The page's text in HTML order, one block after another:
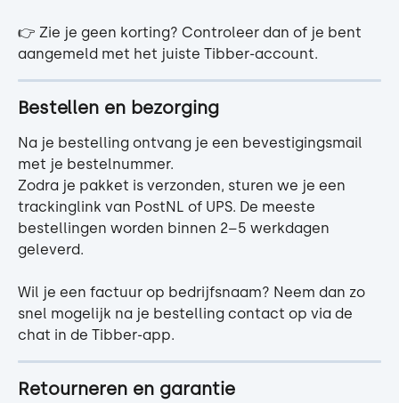
👉 Zie je geen korting? Controleer dan of je bent
aangemeld met het juiste Tibber-account.
Bestellen en bezorging
Na je bestelling ontvang je een bevestigingsmail
met je bestelnummer.
Zodra je pakket is verzonden, sturen we je een
trackinglink van PostNL of UPS. De meeste
bestellingen worden binnen 2–5 werkdagen
geleverd.
Wil je een factuur op bedrijfsnaam? Neem dan zo
snel mogelijk na je bestelling contact op via de
chat in de Tibber-app.
Retourneren en garantie